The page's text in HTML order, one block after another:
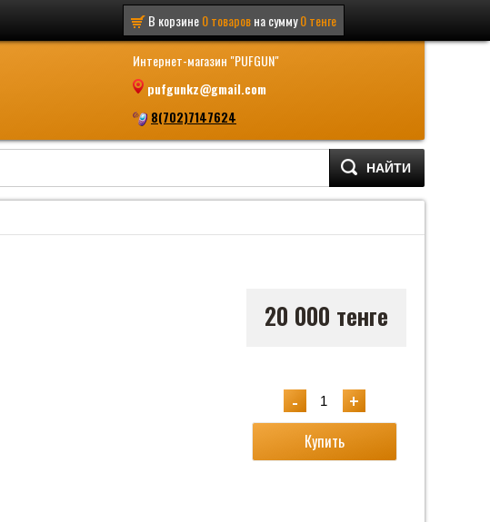
В корзине0товаровна сумму0тенге
Интернет-магазин "PUFGUN"
pufgunkz@gmail.com
8(702)7147624
НАЙТИ
20 000 тенге
+
-
Купить